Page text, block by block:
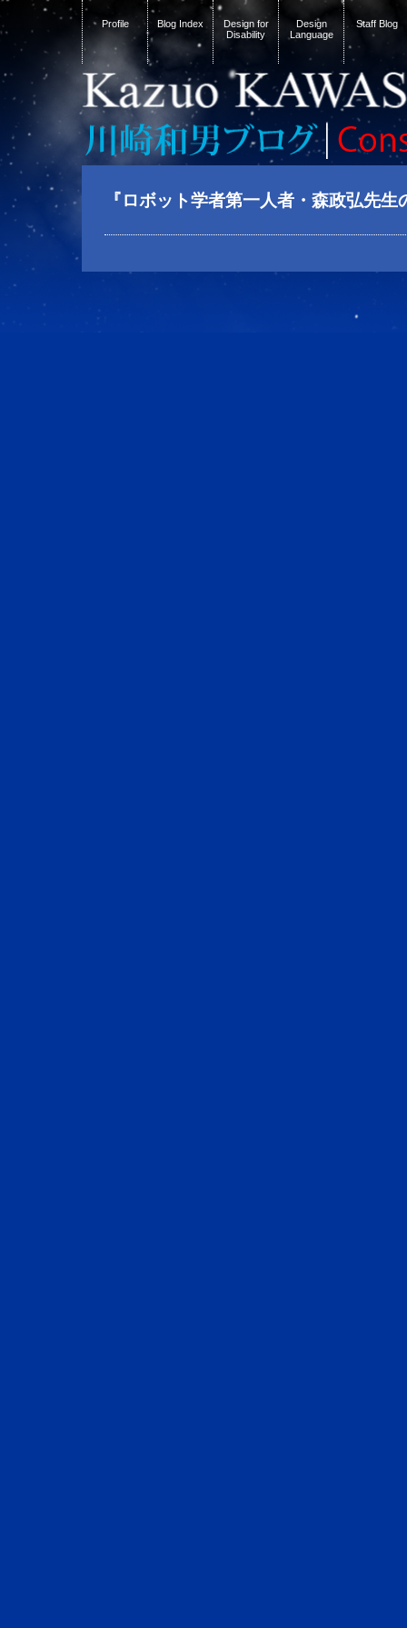
Profile Blog Index
Design for
Disability
Design
Language
Staff Blog
『ロボット学者第一人者・森政弘先